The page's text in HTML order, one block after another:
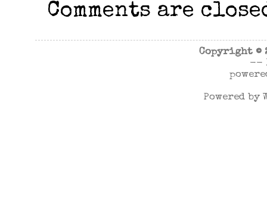
Comments are
Copyright ©
--
Powered by